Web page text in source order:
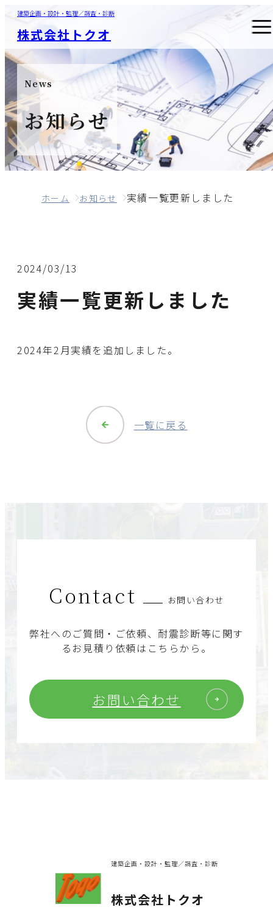
建築企画・設計・監理／調査・診断
株式会社トクオ
News
お知らせ
ホーム お知らせ 実績一覧更新しました
2024/03/13
実績一覧更新しました
2024年2月実績を追加しました。
一覧に戻る
Contact お問い合わせ
弊社へのご質問・ご依頼、耐震診断等に関す
るお見積り依頼はこちらから。
お問い合わせ
建築企画・設計・監理／調査・診断
株式会社トクオ